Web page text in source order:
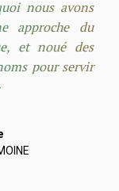
nous avons
approche du
et noué des
pour servir